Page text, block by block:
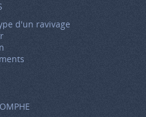
d'un ravivage